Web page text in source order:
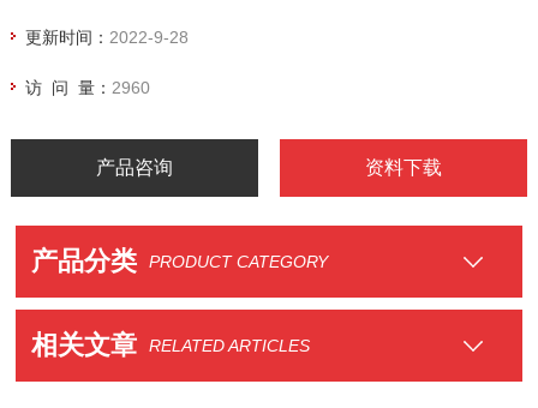
更新时间： 2022-9-28
访 问 量： 2960
产品咨询 资料下载
产品分类 PRODUCT CATEGORY
相关文章 RELATED ARTICLES